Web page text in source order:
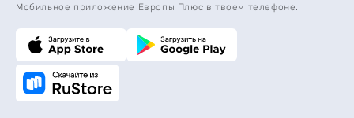
Мобильное приложение Европы Плюс в твоем телефоне.